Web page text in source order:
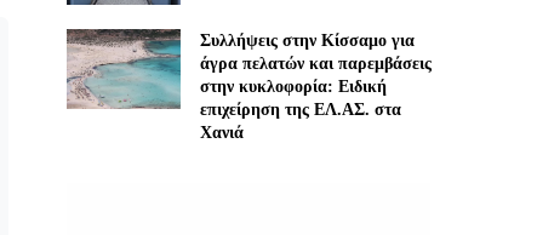
Συλλήψεις στην Κίσσαμο για
άγρα πελατών και παρεμβάσεις
στην κυκλοφορία: Ειδική
επιχείρηση της ΕΛ.ΑΣ. στα
Χανιά